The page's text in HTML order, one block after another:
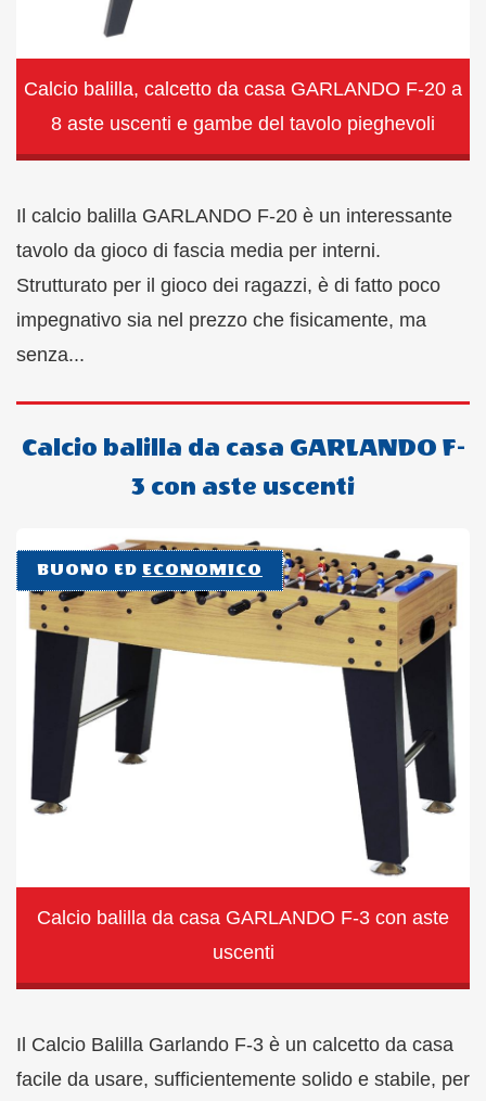
Calcio balilla, calcetto da casa GARLANDO F-20 a
8 aste uscenti e gambe del tavolo pieghevoli
Il calcio balilla GARLANDO F-20 è un interessante
tavolo da gioco di fascia media per interni.
Strutturato per il gioco dei ragazzi, è di fatto poco
impegnativo sia nel prezzo che fisicamente, ma
senza...
Calcio balilla da casa GARLANDO F-
3 con aste uscenti
BUONO ED ECONOMICO
Calcio balilla da casa GARLANDO F-3 con aste
uscenti
Il Calcio Balilla Garlando F-3 è un calcetto da casa
facile da usare, sufficientemente solido e stabile, per